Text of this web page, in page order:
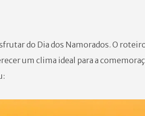
do Dia dos Namorados. O
um clima ideal para a